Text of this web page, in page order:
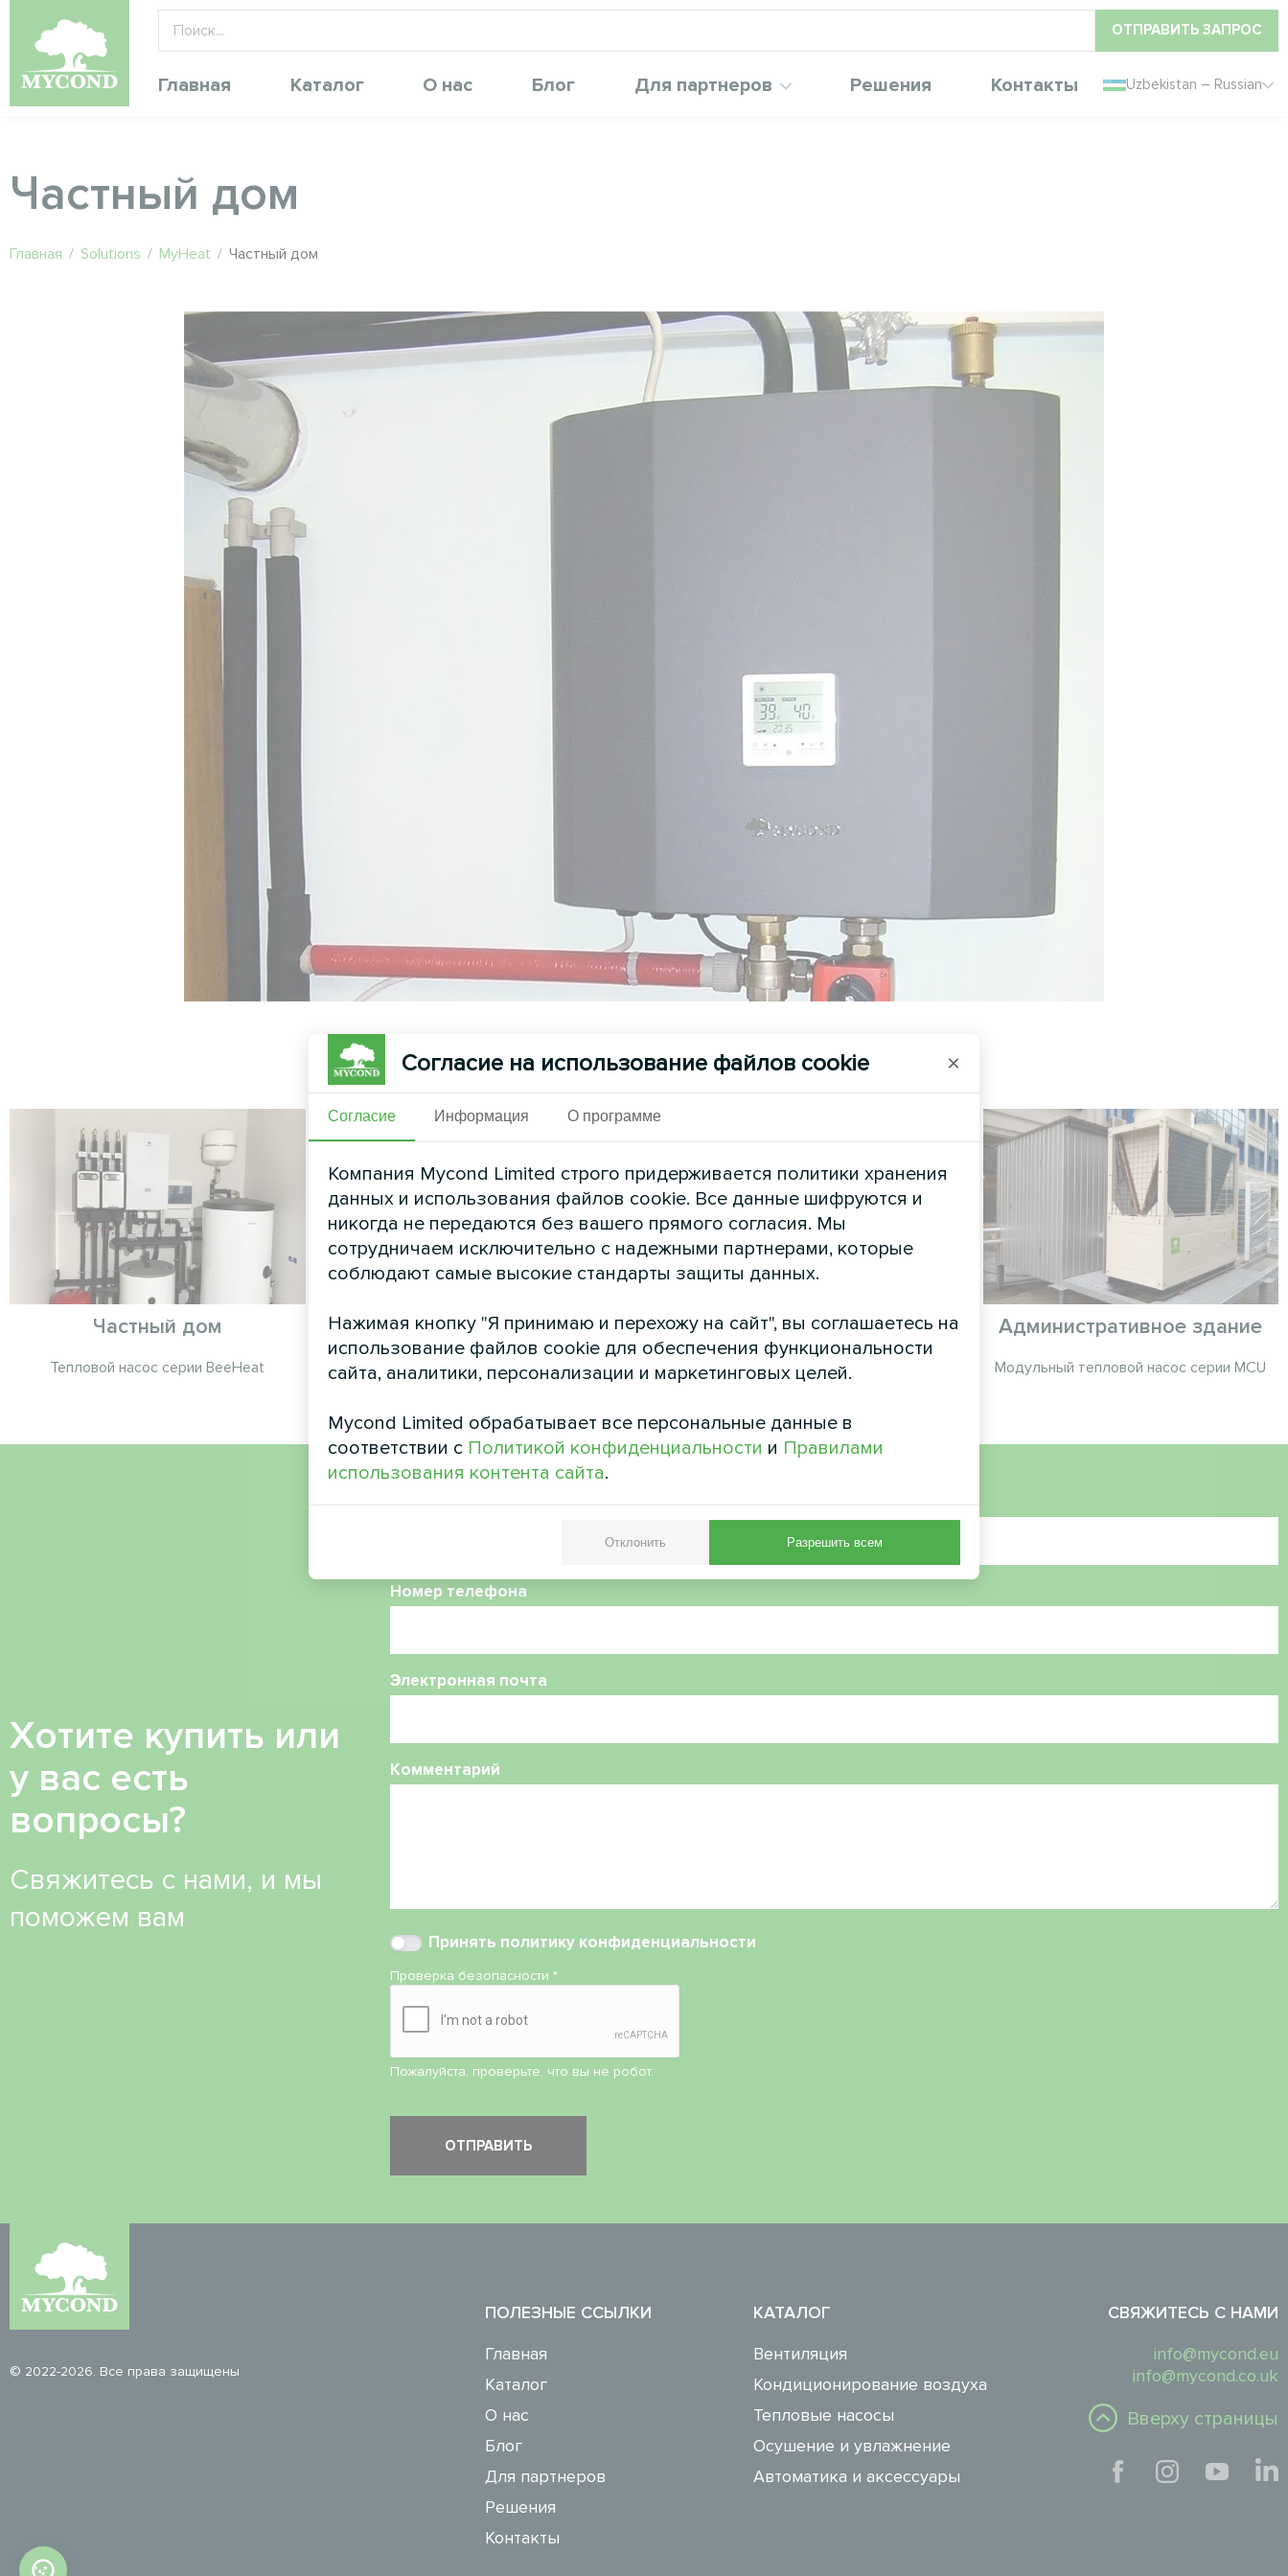
ОТПРАВИТЬ ЗАПРОС
Главная Каталог О нас Блог Для партнеров Решения Контакты Uzbekistan – Russian
Частный дом
Главная / Solutions / MyHeat / Частный дом
См. также
Частный дом
Тепловой насос серии BeeHeat
Свадебный салон
Сплит-тепловой насос серии Hevi
Коммерческий объект
Модульный тепловой насос серии MCU
Административное здание
Модульный тепловой насос серии MCU
Хотите купить или
у вас есть
вопросы?
Свяжитесь с нами, и мы
поможем вам
Номер телефона
Электронная почта
Комментарий
Принять политику конфиденциальности
Проверка безопасности*
Пожалуйста, проверьте, что вы не робот.
© 2022-2026. Все права защищены
ПОЛЕЗНЫЕ ССЫЛКИ
Главная
Каталог
О нас
Блог
Для партнеров
Решения
Контакты
КАТАЛОГ
Вентиляция
Кондиционирование воздуха
Тепловые насосы
Осушение и увлажнение
Автоматика и аксессуары
СВЯЖИТЕСЬ С НАМИ
info@mycond.eu
info@mycond.co.uk
Вверху страницы
Согласие на использование файлов cookie ×
Согласие Информация О программе
Компания Mycond Limited строго придерживается политики хранения
данных и использования файлов cookie. Все данные шифруются и
никогда не передаются без вашего прямого согласия. Мы
сотрудничаем исключительно с надежными партнерами, которые
соблюдают самые высокие стандарты защиты данных.
Нажимая кнопку "Я принимаю и перехожу на сайт", вы соглашаетесь на
использование файлов cookie для обеспечения функциональности
сайта, аналитики, персонализации и маркетинговых целей.
Mycond Limited обрабатывает все персональные данные в
соответствии с Политикой конфиденциальности и Правилами
использования контента сайта.
Отклонить Разрешить всем